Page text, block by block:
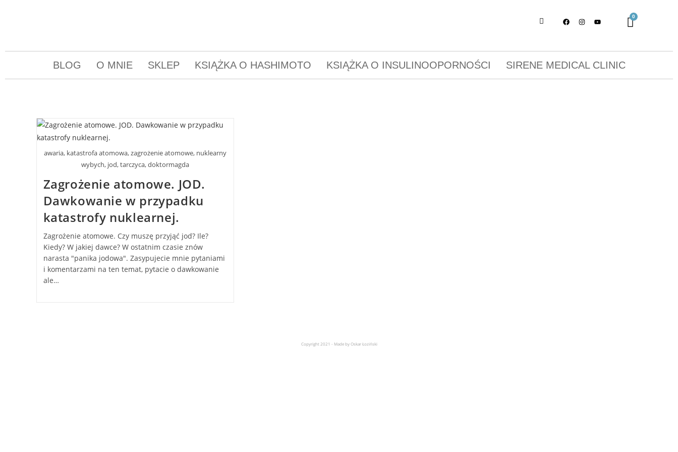
BLOG O MNIE SKLEP KSIĄŻKA O HASHIMOTO KSIĄŻKA O INSULINOOPORNOŚCI SIRENE MEDICAL CLINIC
awaria, katastrofa atomowa, zagrożenie atomowe, nuklearny
wybych, jod, tarczyca, doktormagda
Zagrożenie atomowe. JOD.
Dawkowanie w przypadku
katastrofy nuklearnej.
Zagrożenie atomowe. Czy muszę przyjąć jod? Ile?
Kiedy? W jakiej dawce? W ostatnim czasie znów
narasta "panika jodowa". Zasypujecie mnie pytaniami
i komentarzami na ten temat, pytacie o dawkowanie
ale…
Copyright 2021 - Made by Oskar Łoziński